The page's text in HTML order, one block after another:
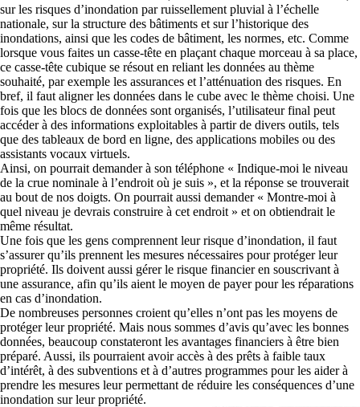
sur les risques d’inondation par ruissellement pluvial à l’échelle
nationale, sur la structure des bâtiments et sur l’historique des
inondations, ainsi que les codes de bâtiment, les normes, etc. Comme
lorsque vous faites un casse-tête en plaçant chaque morceau à sa place,
ce casse-tête cubique se résout en reliant les données au thème
souhaité, par exemple les assurances et l’atténuation des risques. En
bref, il faut aligner les données dans le cube avec le thème choisi. Une
fois que les blocs de données sont organisés, l’utilisateur final peut
accéder à des informations exploitables à partir de divers outils, tels
que des tableaux de bord en ligne, des applications mobiles ou des
assistants vocaux virtuels.
Ainsi, on pourrait demander à son téléphone « Indique-moi le niveau
de la crue nominale à l’endroit où je suis », et la réponse se trouverait
au bout de nos doigts. On pourrait aussi demander « Montre-moi à
quel niveau je devrais construire à cet endroit » et on obtiendrait le
même résultat.
Une fois que les gens comprennent leur risque d’inondation, il faut
s’assurer qu’ils prennent les mesures nécessaires pour protéger leur
propriété. Ils doivent aussi gérer le risque financier en souscrivant à
une assurance, afin qu’ils aient le moyen de payer pour les réparations
en cas d’inondation.
De nombreuses personnes croient qu’elles n’ont pas les moyens de
protéger leur propriété. Mais nous sommes d’avis qu’avec les bonnes
données, beaucoup constateront les avantages financiers à être bien
préparé. Aussi, ils pourraient avoir accès à des prêts à faible taux
d’intérêt, à des subventions et à d’autres programmes pour les aider à
prendre les mesures leur permettant de réduire les conséquences d’une
inondation sur leur propriété.